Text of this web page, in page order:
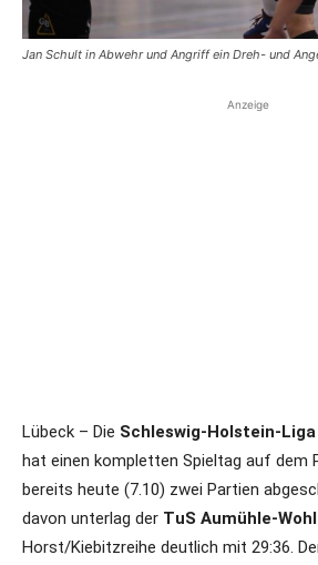
Jan Schult in Abwehr und Angriff ein Dreh- und
Anzeige
Lübeck – Die Schleswig-Holstein-
hat einen kompletten Spieltag auf dem
bereits heute (7.10) zwei Partien
davon unterlag der TuS Aumühle-
Horst/Kiebitzreihe deutlich mit 29:36.